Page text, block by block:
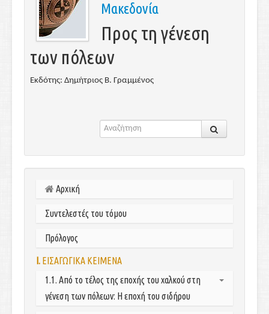
Μακεδονία
Προς τη γένεση
των πόλεων
Εκδότης: Δημήτριος Β. Γραμμένος
Αρχική
Συντελεστές του τόμου
Πρόλογος
I. ΕΙΣΑΓΩΓΙΚΑ ΚΕΙΜΕΝΑ
1.1. Από το τέλος της εποχής του χαλκού στη
γένεση των πόλεων: Η εποχή του σιδήρου